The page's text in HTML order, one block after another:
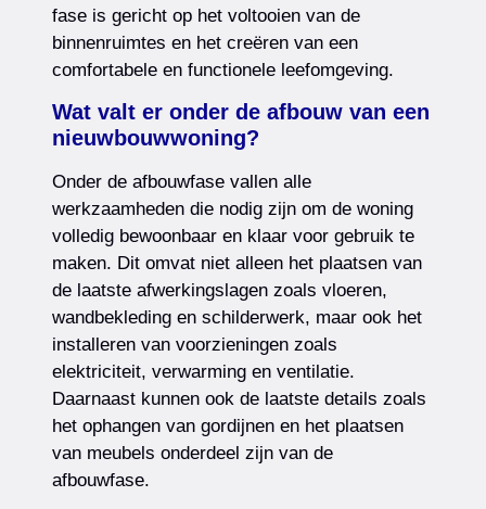
fase is gericht op het voltooien van de
binnenruimtes en het creëren van een
comfortabele en functionele leefomgeving.
Wat valt er onder de afbouw van een
nieuwbouwwoning?
Onder de afbouwfase vallen alle
werkzaamheden die nodig zijn om de woning
volledig bewoonbaar en klaar voor gebruik te
maken. Dit omvat niet alleen het plaatsen van
de laatste afwerkingslagen zoals vloeren,
wandbekleding en schilderwerk, maar ook het
installeren van voorzieningen zoals
elektriciteit, verwarming en ventilatie.
Daarnaast kunnen ook de laatste details zoals
het ophangen van gordijnen en het plaatsen
van meubels onderdeel zijn van de
afbouwfase.